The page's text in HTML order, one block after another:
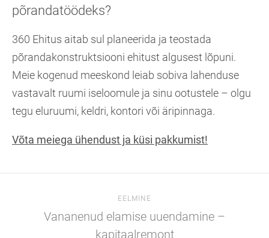
põrandatöödeks?
360 Ehitus aitab sul planeerida ja teostada
põrandakonstruktsiooni ehitust algusest lõpuni.
Meie kogenud meeskond leiab sobiva lahenduse
vastavalt ruumi iseloomule ja sinu ootustele – olgu
tegu eluruumi, keldri, kontori või äripinnaga.
Võta meiega ühendust ja küsi pakkumist!
EELMINE
Vananenud elamise uuendamine –
kapitaalremont